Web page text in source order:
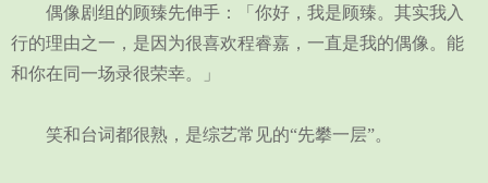
偶像剧组的顾臻先伸手：「你好，我是顾臻。其实我入
行的理由之一，是因为很喜欢程睿嘉，一直是我的偶像。能
和你在同一场录很荣幸。」
笑和台词都很熟，是综艺常见的“先攀一层”。